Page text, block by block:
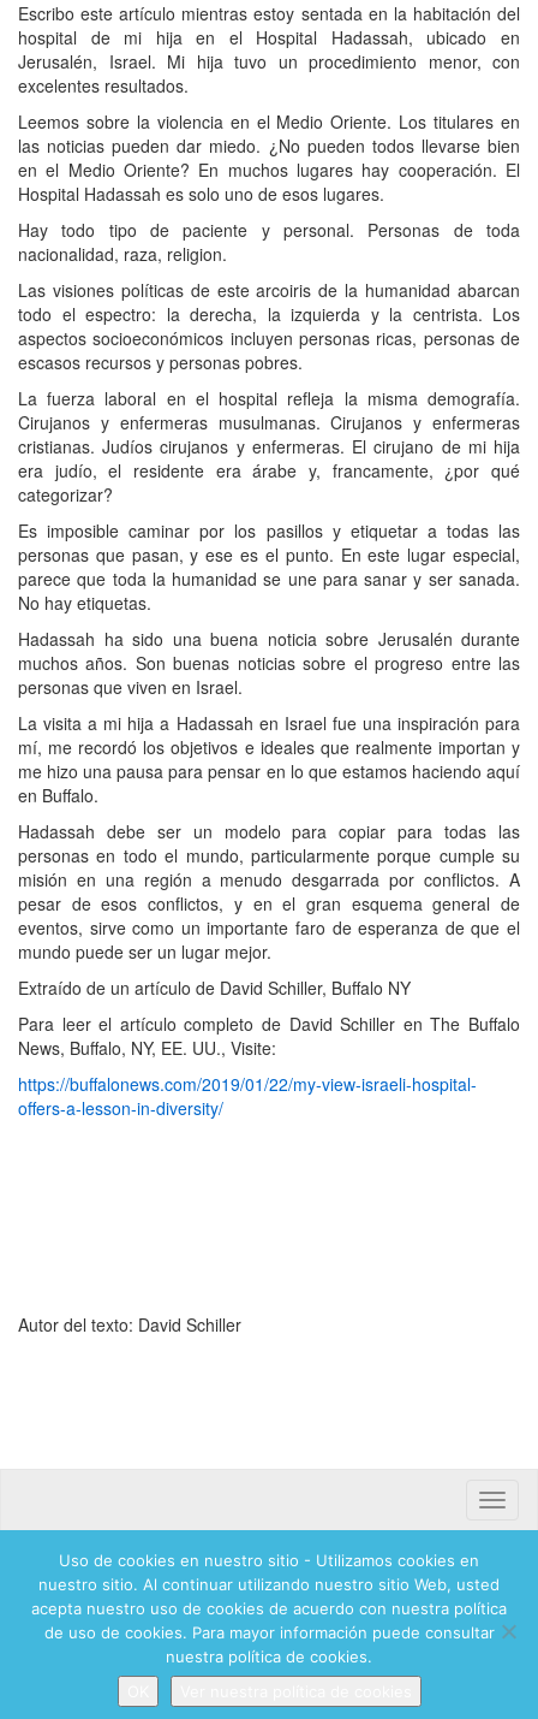
Escribo este artículo mientras estoy sentada en la habitación del
hospital de mi hija en el Hospital Hadassah, ubicado en
Jerusalén, Israel. Mi hija tuvo un procedimiento menor, con
excelentes resultados.
Leemos sobre la violencia en el Medio Oriente. Los titulares en
las noticias pueden dar miedo. ¿No pueden todos llevarse bien
en el Medio Oriente? En muchos lugares hay cooperación. El
Hospital Hadassah es solo uno de esos lugares.
Hay todo tipo de paciente y personal. Personas de toda
nacionalidad, raza, religion.
Las visiones políticas de este arcoiris de la humanidad abarcan
todo el espectro: la derecha, la izquierda y la centrista. Los
aspectos socioeconómicos incluyen personas ricas, personas de
escasos recursos y personas pobres.
La fuerza laboral en el hospital refleja la misma demografía.
Cirujanos y enfermeras musulmanas. Cirujanos y enfermeras
cristianas. Judíos cirujanos y enfermeras. El cirujano de mi hija
era judío, el residente era árabe y, francamente, ¿por qué
categorizar?
Es imposible caminar por los pasillos y etiquetar a todas las
personas que pasan, y ese es el punto. En este lugar especial,
parece que toda la humanidad se une para sanar y ser sanada.
No hay etiquetas.
Hadassah ha sido una buena noticia sobre Jerusalén durante
muchos años. Son buenas noticias sobre el progreso entre las
personas que viven en Israel.
La visita a mi hija a Hadassah en Israel fue una inspiración para
mí, me recordó los objetivos e ideales que realmente importan y
me hizo una pausa para pensar en lo que estamos haciendo aquí
en Buffalo.
Hadassah debe ser un modelo para copiar para todas las
personas en todo el mundo, particularmente porque cumple su
misión en una región a menudo desgarrada por conflictos. A
pesar de esos conflictos, y en el gran esquema general de
eventos, sirve como un importante faro de esperanza de que el
mundo puede ser un lugar mejor.
Extraído de un artículo de David Schiller, Buffalo NY
Para leer el artículo completo de David Schiller en The Buffalo
News, Buffalo, NY, EE. UU., Visite:
https://buffalonews.com/2019/01/22/my-view-israeli-hospital-
offers-a-lesson-in-diversity/
Autor del texto: David Schiller
Toggle
Banca mifel 71250 Hadassah Mexico
© 2026 Hadassah International, Ltd. Hadassah, the H logo, the Hadassah International
logo, and Hadassah the Power of Women Who Do are registered trademarks of
Uso de cookies en nuestro sitio - Utilizamos cookies en
nuestro sitio. Al continuar utilizando nuestro sitio Web, usted
acepta nuestro uso de cookies de acuerdo con nuestra política
de uso de cookies. Para mayor información puede consultar
nuestra política de cookies.